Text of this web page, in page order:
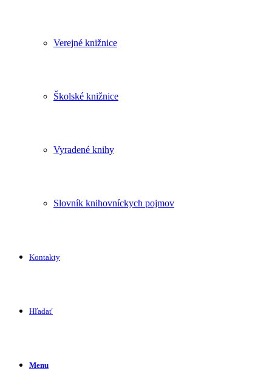
Verejné knižnice
Školské knižnice
Vyradené knihy
Slovník knihovníckych pojmov
Kontakty
Hľadať
Menu